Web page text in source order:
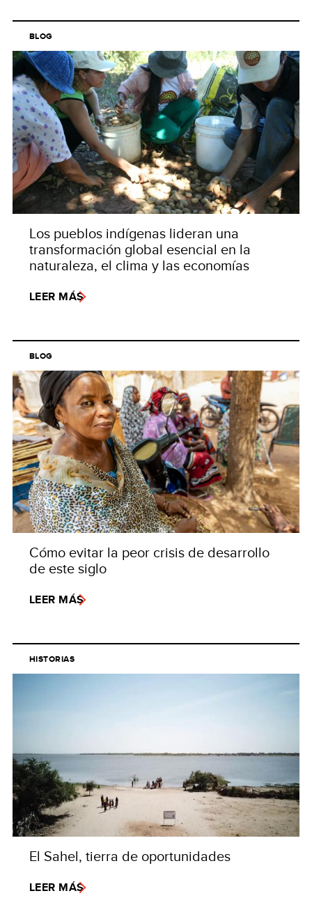
BLOG
Los pueblos indígenas lideran una
transformación global esencial en la
naturaleza, el clima y las economías
LEER MÁS
BLOG
Cómo evitar la peor crisis de desarrollo
de este siglo
LEER MÁS
HISTORIAS
El Sahel, tierra de oportunidades
LEER MÁS